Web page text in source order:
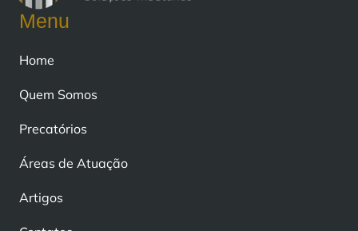
Menu
Home
Quem Somos
Precatórios
Áreas de Atuação
Artigos